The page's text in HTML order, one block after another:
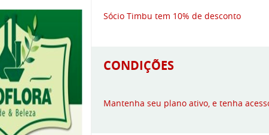
Sócio Timbu tem 10% de desconto
CONDIÇÕES
Mantenha seu plano ativo, e tenha